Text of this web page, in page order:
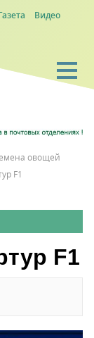
Видео
овощей
F1
F1